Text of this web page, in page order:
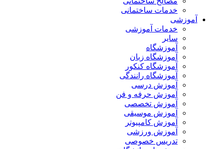
خدمات ساختمانی
آموزشی
خدمات آموزشی
سایر
آموزشگاه
آموزشگاه زبان
آموزشگاه کنکور
آموزشگاه رانندگی
آموزش درسی
آموزش حرفه و فن
آموزش تخصصی
آموزش موسیقی
آموزش کامپیوتر
آموزش ورزشی
تدریس خصوصی